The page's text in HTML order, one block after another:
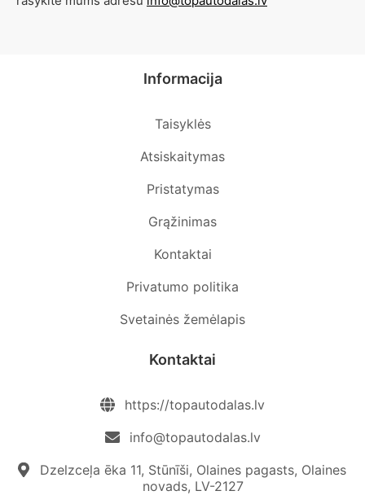
Informacija
Taisyklės
Atsiskaitymas
Pristatymas
Grąžinimas
Kontaktai
Privatumo politika
Svetainės žemėlapis
Kontaktai
https://topautodalas.lv
info@topautodalas.lv
Dzelzceļa ēka 11, Stūnīši, Olaines pagasts, Olaines
novads, LV-2127